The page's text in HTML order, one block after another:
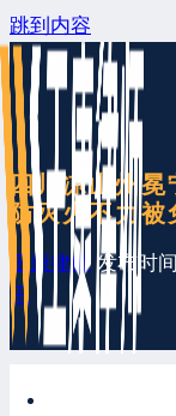
跳到内容
四川凉山州
防灭火不力被
王康律师 发布时间
讯